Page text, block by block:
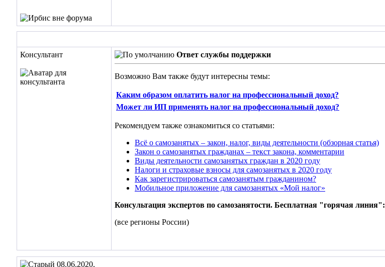
Консультант Ответ службы поддержки
Возможно Вам также будут интересны темы:
Каким образом оплатить налог на профессиональный доход?
Может ли ИП применять налог на профессиональный доход?
Рекомендуем также ознакомиться со статьями:
Всё о самозанятых – закон, налог, виды деятельности (обзорная статья)
Закон о самозанятых гражданах – текст закона, комментарии
Виды деятельности самозанятых граждан в 2020 году
Налоги и страховые взносы для самозанятых в 2020 году
Как зарегистрироваться самозанятым гражданином?
Мобильное приложение для самозанятых «Мой налог»
Консультация экспертов по самозанятости. Бесплатная "горячая линия":
(все регионы России)
08.06.2020,